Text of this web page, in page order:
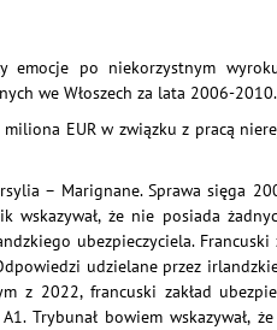
emocje po niekorzystnym
we Włoszech za lata 2006-2010.
EUR w związku z pracą
– Marignane. Sprawa sięga
wskazywał, że nie posiada
ubezpieczyciela.
udzielane przez
z 2022, francuski zakład
Trybunał bowiem